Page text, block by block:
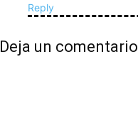
Reply
Deja un comentario